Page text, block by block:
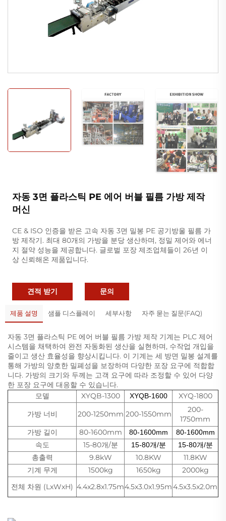
자동 3면 플라스틱 PE 에어 버블 필름 가방 제작
머신
CE & ISO 인증을 받은 고속 자동 3면 밀봉 PE 공기방울 필름 가
방 제작기. 최대 80개의 가방을 분당 생산하며, 정밀 제어와 에너
지 절약 성능을 제공합니다. 글로벌 포장 제조업체들이 26년 이
상 신뢰해온 제품입니다.
견적 받기 문의
제품 설명 샘플 디스플레이 세부사항 자주 묻는 질문(FAQ)
자동 3면 플라스틱 PE 에어 버블 필름 가방 제작 기계는 PLC 제어
시스템을 채택하여 완전 자동화된 생산을 실현하며, 수작업 개입을
줄이고 생산 효율성을 향상시킵니다. 이 기계는 세 방면 밀봉 설계를
통해 가방의 양호한 밀폐성을 보장하며 다양한 포장 요구에 적합합
니다. 가방의 크기와 두께는 고객 요구에 따라 조정할 수 있어 다양
한 포장 요구에 대응할 수 있습니다.
모델
XYQB-1300 XYQB-1600
XYQ-1800
가방 너비
200-1250mm 200-1550mm
200-
1750mm
가방 길이
80-1600mm 80-1600mm 80-1600mm
속도 15-80개/분 15-80개/분 15-80개/분
총출력 9.8kW 10.8KW
11.8KW
기계 무게
1500kg 1650kg
2000kg
전체 차원 (LxWxH) 4.4x2.8x1.75m4.5x3.0x1.95m4.5x3.5x2.0m